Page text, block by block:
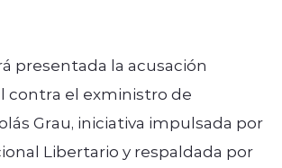
presentada la acusación
contra el exministro de
Grau, iniciativa impulsada por
Libertario y respaldada por